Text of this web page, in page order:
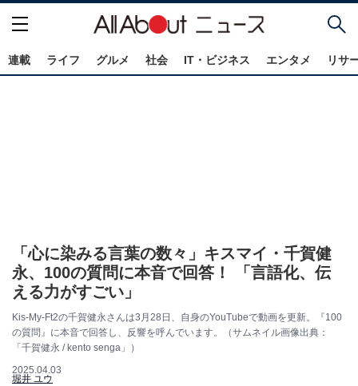
連載 ライフ グルメ 社会 IT・ビジネス エンタメ リサ
「心に染みる言葉の数々」キスマイ・千賀健
永、100の質問に本音で回答！ 「言語化、伝
える力がすごい」
Kis-My-Ft2の千賀健永さんは3月28日、自身のYouTubeで動画を更新。『100
の質問』に本音で回答し、反響を呼んでいます。（サムネイル画像出典：
「千賀健永 / kento senga」）
2025.04.03
堀井 ユウ